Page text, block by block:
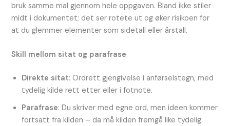
bruk samme mal gjennom hele oppgaven. Bland ikke stiler
midt i dokumentet; det ser rotete ut og øker risikoen for
at du glemmer elementer som sidetall eller årstall.
Skill mellom sitat og parafrase
Direkte sitat: Ordrett gjengivelse i anførselstegn, med
tydelig kilde rett etter eller i fotnote.
Parafrase: Du skriver med egne ord, men ideen kommer
fortsatt fra kilden – da må kilden fremgå like tydelig.